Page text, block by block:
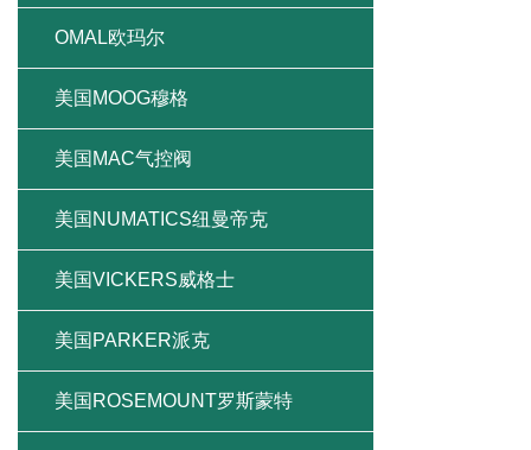
OMAL欧玛尔
美国MOOG穆格
美国MAC气控阀
美国NUMATICS纽曼帝克
美国VICKERS威格士
美国PARKER派克
美国ROSEMOUNT罗斯蒙特